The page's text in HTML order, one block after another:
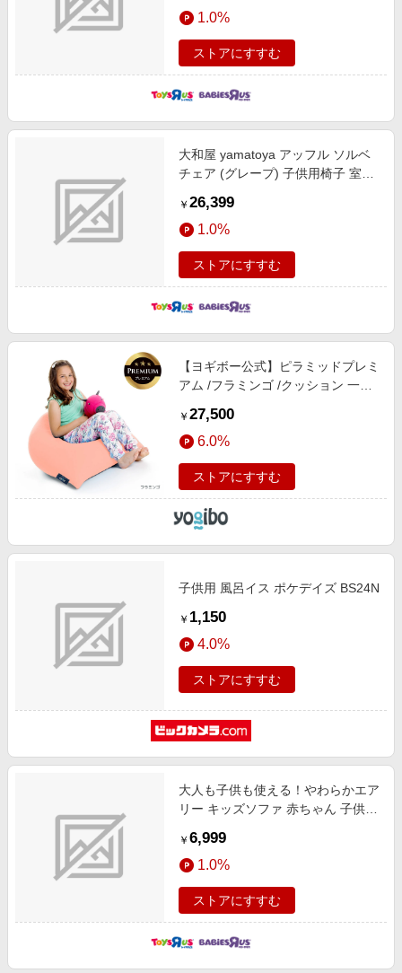
1.0%
ストアにすすむ
大和屋 yamatoya アッフル ソルベ
チェア (グレープ) 子供用椅子 室内
￥ 26,399
1.0%
ストアにすすむ
【ヨギボー公式】ピラミッドプレミ
アム /フラミンゴ /クッション 一人
するクッション yogibo プレミアム
シリーズ
￥ 27,500
6.0%
ストアにすすむ
子供用 風呂イス ポケデイズ BS24N
￥ 1,150
4.0%
ストアにすすむ
大人も子供も使える！やわらかエア
リー キッズソファ 赤ちゃん 子供用
￥ 6,999
1.0%
ストアにすすむ